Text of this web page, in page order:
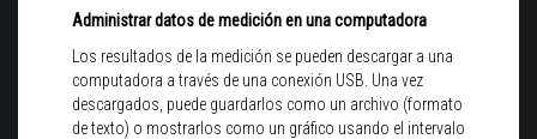
Administrar datos de medición en una computadora
Los resultados de la medición se pueden descargar a una
computadora a través de una conexión USB. Una vez
descargados, puede guardarlos como un archivo (formato
de texto) o mostrarlos como un gráfico usando el intervalo